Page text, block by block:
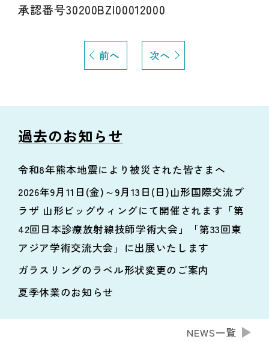
承認番号30200BZI00012000
前へ 次へ
過去のお知らせ
令和8年熊本地震により被災された皆さまへ
2026年9月11日(金)～9月13日(日)山形国際交流プ
ラザ 山形ビッグウィングにて開催されます「第
42回日本診療放射線技師学術大会」「第33回東
アジア学術交流大会」に出展いたします
ガラスリングのラベル形状変更のご案内
夏季休業のお知らせ
NEWS一覧